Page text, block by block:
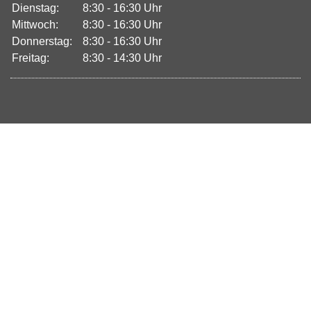
Dienstag:
8:30 - 16:30 Uhr
Mittwoch:
8:30 - 16:30 Uhr
Donnerstag:
8:30 - 16:30 Uhr
Freitag:
8:30 - 14:30 Uhr